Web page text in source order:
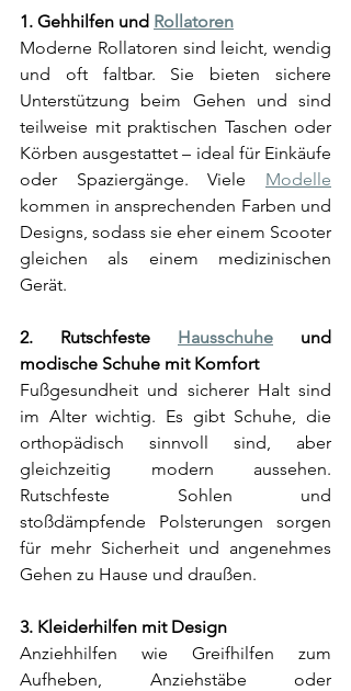
1. Gehhilfen und Rollatoren
Moderne Rollatoren sind leicht, wendig
und oft faltbar. Sie bieten sichere
Unterstützung beim Gehen und sind
teilweise mit praktischen Taschen oder
Körben ausgestattet – ideal für Einkäufe
oder Spaziergänge. Viele Modelle
kommen in ansprechenden Farben und
Designs, sodass sie eher einem Scooter
gleichen als einem medizinischen
Gerät.
2. Rutschfeste Hausschuhe und
modische Schuhe mit Komfort
Fußgesundheit und sicherer Halt sind
im Alter wichtig. Es gibt Schuhe, die
orthopädisch sinnvoll sind, aber
gleichzeitig modern aussehen.
Rutschfeste Sohlen und
stoßdämpfende Polsterungen sorgen
für mehr Sicherheit und angenehmes
Gehen zu Hause und draußen.
3. Kleiderhilfen mit Design
Anziehhilfen wie Greifhilfen zum
Aufheben, Anziehstäbe oder